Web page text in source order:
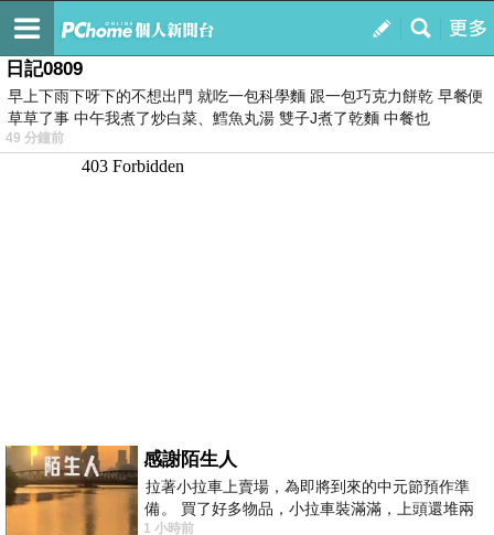
我的
最新文章
日記0809
早上下雨下呀下的不想出門 就吃一包科學麵 跟一包巧克力餅乾 早餐便
草草了事 中午我煮了炒白菜、鱈魚丸湯 雙子J煮了乾麵 中餐也
49 分鐘前
感謝陌生人
拉著小拉車上賣場，為即將到來的中元節預作準
備。 買了好多物品，小拉車裝滿滿，上頭還堆兩
紙箱。 雖辛苦了點，這點程度我一個人搬
1 小時前